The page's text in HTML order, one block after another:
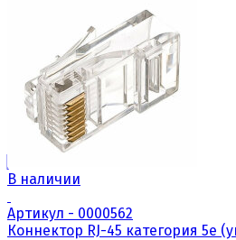
В наличии
Артикул - 0000562
Коннектор RJ-45 категория 5е